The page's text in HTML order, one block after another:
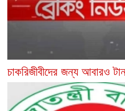
চাকরিজীবীদের জন্য আবারও